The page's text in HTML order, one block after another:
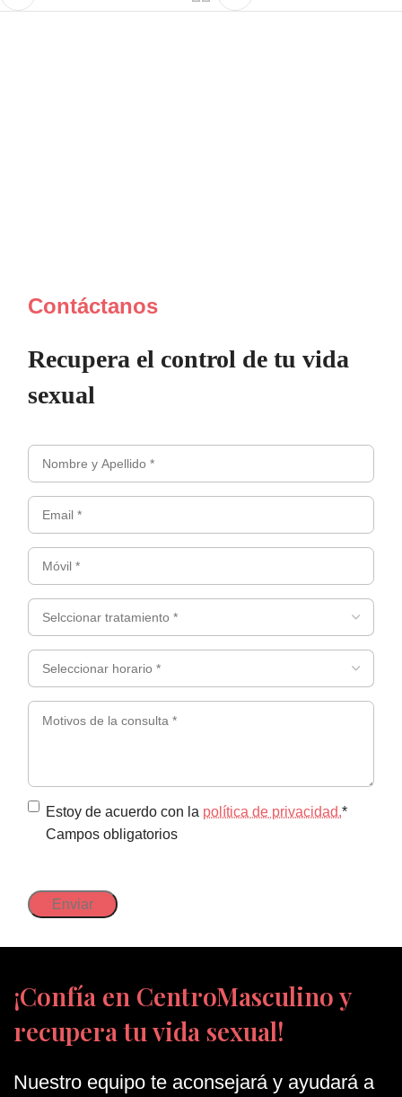
Contáctanos
Recupera el control de tu vida
sexual
Nombre
y
apellidos
*
(Obligatorio)
*
(Obligatorio)
*
(Obligatorio)
tratamiento
*
(Obligatorio)
horario
*
(Obligatorio)
*
Política
de
Estoy de acuerdo con la política de privacidad.*
Campos obligatorios
¡Confía en CentroMasculino y
recupera tu vida sexual!
Nuestro equipo te aconsejará y ayudará a